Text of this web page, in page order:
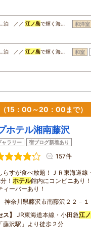
…泊 ／／ 江ノ島で輝く海… 和洋室
…泊 ／／ 江ノ島で輝く海… 和室
15：00～20：00まで）
ホテル湘南藤沢
ャラリー 宿ブログ新着あり
157件
らすが食べ放題！ＪＲ東海道線
！ ホテル館内にコンビニあり
ィーバーあり！
神奈川県藤沢市南藤沢２２－１
ス
JR東海道本線・小田急江
藤沢駅」より徒歩２分